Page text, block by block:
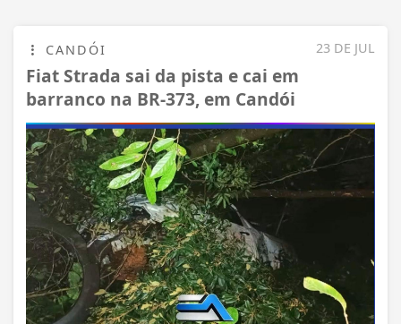
23 DE JUL
CANDÓI
Fiat Strada sai da pista e cai em
barranco na BR-373, em Candói